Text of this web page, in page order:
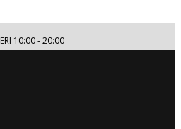
10:00 - 20:00